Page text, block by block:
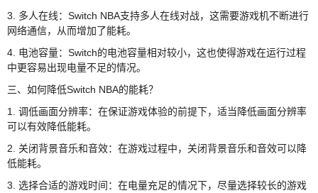
3. 多人在线：Switch NBA支持多人在线对战，这需要游戏机不断进行
网络通信，从而增加了能耗。
4. 电池容量：Switch的电池容量相对较小，这也使得游戏在运行过程
中更容易出现电量不足的情况。
三、如何降低Switch NBA的能耗？
1. 调低画面分辨率：在保证游戏体验的前提下，适当降低画面分辨率
可以有效降低能耗。
2. 关闭背景音乐和音效：在游戏过程中，关闭背景音乐和音效可以降
低能耗。
3. 选择合适的游戏时间：在电量充足的情况下，尽量选择较长的游戏